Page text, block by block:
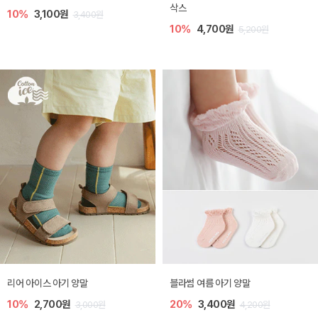
10% 3,100원 3,400원
삭스
10% 4,700원 5,200원
리어 아이스 아기 양말
10% 2,700원 3,000원
블라썸 여름 아기 양말
20% 3,400원 4,200원